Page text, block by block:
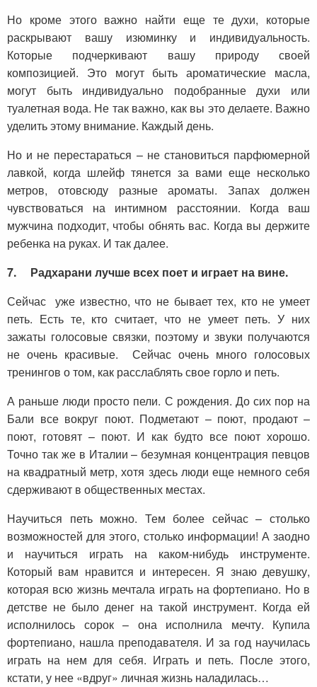
Но кроме этого важно найти еще те духи, которые
раскрывают вашу изюминку и индивидуальность.
Которые подчеркивают вашу природу своей
композицией. Это могут быть ароматические масла,
могут быть индивидуально подобранные духи или
туалетная вода. Не так важно, как вы это делаете. Важно
уделить этому внимание. Каждый день.
Но и не перестараться – не становиться парфюмерной
лавкой, когда шлейф тянется за вами еще несколько
метров, отовсюду разные ароматы. Запах должен
чувствоваться на интимном расстоянии. Когда ваш
мужчина подходит, чтобы обнять вас. Когда вы держите
ребенка на руках. И так далее.
7. Радхарани лучше всех поет и играет на вине.
Сейчас уже известно, что не бывает тех, кто не умеет
петь. Есть те, кто считает, что не умеет петь. У них
зажаты голосовые связки, поэтому и звуки получаются
не очень красивые. Сейчас очень много голосовых
тренингов о том, как расслаблять свое горло и петь.
А раньше люди просто пели. С рождения. До сих пор на
Бали все вокруг поют. Подметают – поют, продают –
поют, готовят – поют. И как будто все поют хорошо.
Точно так же в Италии – безумная концентрация певцов
на квадратный метр, хотя здесь люди еще немного себя
сдерживают в общественных местах.
Научиться петь можно. Тем более сейчас – столько
возможностей для этого, столько информации! А заодно
и научиться играть на каком-нибудь инструменте.
Который вам нравится и интересен. Я знаю девушку,
которая всю жизнь мечтала играть на фортепиано. Но в
детстве не было денег на такой инструмент. Когда ей
исполнилось сорок – она исполнила мечту. Купила
фортепиано, нашла преподавателя. И за год научилась
играть на нем для себя. Играть и петь. После этого,
кстати, у нее «вдруг» личная жизнь наладилась…